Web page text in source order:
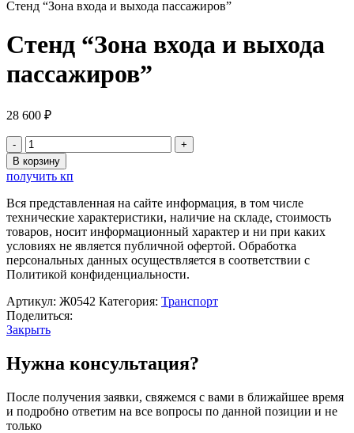
Стенд “Зона входа и выхода пассажиров”
Стенд “Зона входа и выхода
пассажиров”
28 600 ₽
Количество
товара
Стенд
"Зона
входа
и
выхода
пассажиров"
В корзину
получить кп
Вся представленная на сайте информация, в том числе
технические характеристики, наличие на складе, стоимость
товаров, носит информационный характер и ни при каких
условиях не является публичной офертой. Обработка
персональных данных осуществляется в соответствии с
Политикой конфиденциальности.
Артикул: Ж0542 Категория: Транспорт
Поделиться:
Закрыть
Нужна консультация?
После получения заявки, свяжемся с вами в ближайшее время
и подробно ответим на все вопросы по данной позиции и не
только